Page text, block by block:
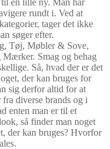
rundt i. Ved at
tager det ikke
søger efter.
Tøj, Møbler & Sove,
Smag og behag
Så, hvad der er det
der kan bruges for
sig derfor altid for at
diverse brands og i
enten man er til et
så finder man noget
der kan bruges? Hvorfor